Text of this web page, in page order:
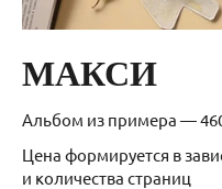
МАКСИ
Альбом из примера —
Цена формируется в
и количества страниц